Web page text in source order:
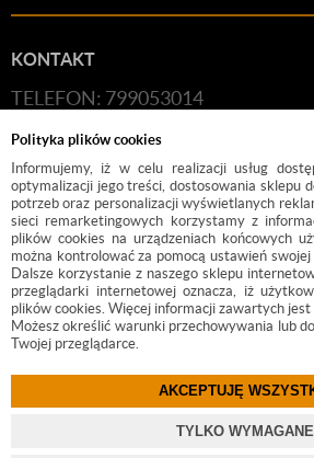
Polityka plików cookies
Informujemy, iż w celu realizacji usług
optymalizacji jego treści, dostosowania sklepu
potrzeb oraz personalizacji wyświetlanych
sieci remarketingowych korzystamy z
plików cookies na urządzeniach końcowych
można kontrolować za pomocą ustawień
Dalsze korzystanie z naszego sklepu
przeglądarki internetowej oznacza, iż
plików cookies. Więcej informacji zawartych jest
Możesz określić warunki przechowywania lub
Twojej przeglądarce.
AKCEPTUJĘ
TYLKO WYMAGANE
KONTAKT
TELEFON: 799053014
E-MAIL:HANDLOWY@BUDFIX.PL
GODZINY PRACY: 8:00-16:00
PIĄTEK)
DANE FIRMY: BUDFIX JOANNA
KOŚCIUSZKI 2, 05-140, SEROCK,